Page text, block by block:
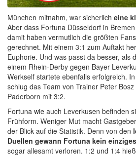
München mitnahm, war sicherlich eine
Aber dass Fortuna Düsseldorf in
damit haben vermutlich die größten
gerechnet. Mit einem 3:1 zum Auftakt
Euphorie. Und was passt da besser, als
einem Rhein-Derby gegen Bayer
Werkself startete ebenfalls erfolgreich.
schlug das Team von Trainer Peter
Paderborn mit 3:2.
Fortuna wie auch Leverkusen befinden
Frühform. Weniger Mut macht
der Blick auf die Statistik. Denn von den
Duellen gewann Fortuna kein einziges
sogar allesamt verloren. 1:2 und 1:4